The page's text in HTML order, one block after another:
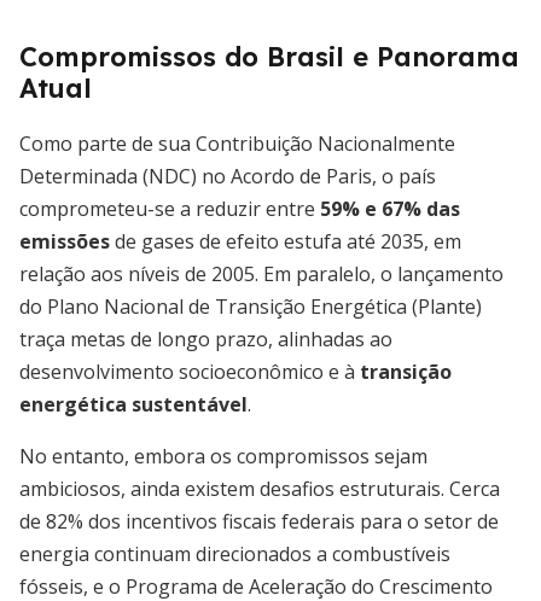
Compromissos do Brasil e Panorama
Atual
Como parte de sua Contribuição Nacionalmente
Determinada (NDC) no Acordo de Paris, o país
comprometeu-se a reduzir entre 59% e 67% das
emissõesde gases de efeito estufa até 2035, em
relação aos níveis de 2005. Em paralelo, o lançamento
do Plano Nacional de Transição Energética (Plante)
traça metas de longo prazo, alinhadas ao
desenvolvimento socioeconômico e à transição
energética sustentável.
No entanto, embora os compromissos sejam
ambiciosos, ainda existem desafios estruturais. Cerca
de 82% dos incentivos fiscais federais para o setor de
energia continuam direcionados a combustíveis
fósseis, e o Programa de Aceleração do Crescimento